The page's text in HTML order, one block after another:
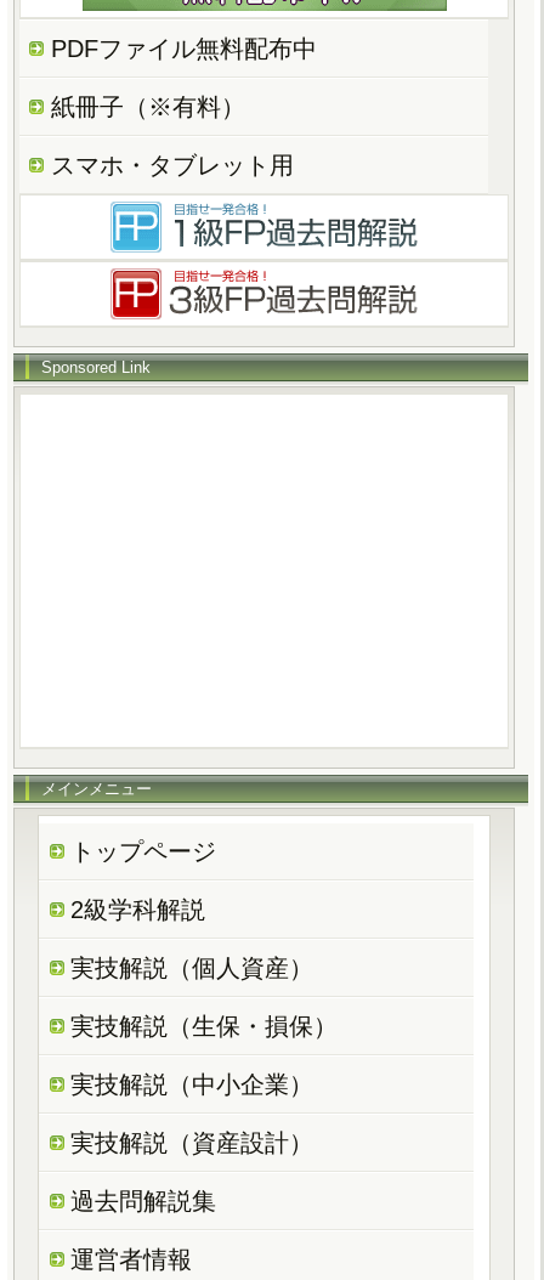
PDFファイル無料配布中
紙冊子（※有料）
スマホ・タブレット用
Sponsored Link
メインメニュー
トップページ
2級学科解説
実技解説（個人資産）
実技解説（生保・損保）
実技解説（中小企業）
実技解説（資産設計）
過去問解説集
運営者情報